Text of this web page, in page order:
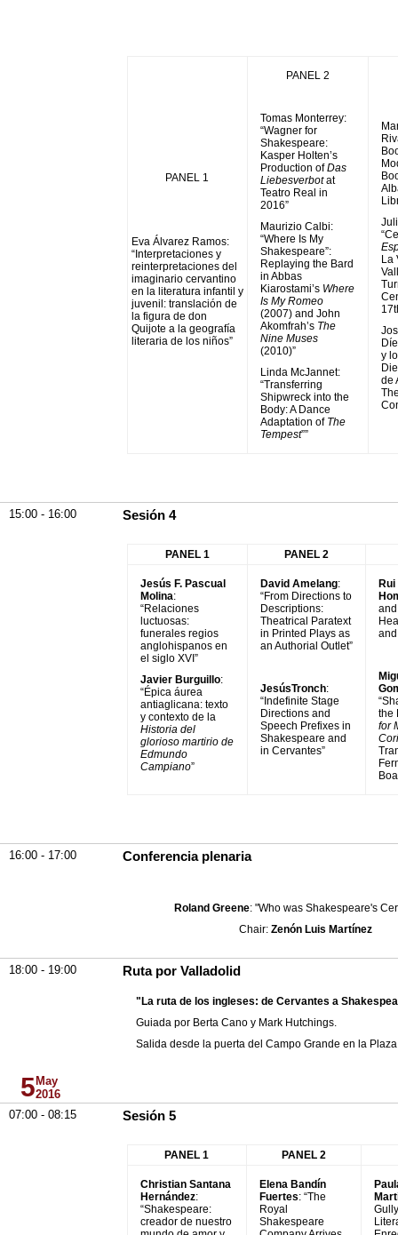
PANEL 1
Eva Álvarez Ramos:
“Interpretaciones y
reinterpretaciones del
imaginario cervantino
en la literatura infantil y
juvenil: translación de
la figura de don
Quijote a la geografía
literaria de los niños”
PANEL 2
Tomas Monterrey:
“Wagner for
Shakespeare:
Kasper Holten’s
Production ofDas
Liebesverbotat
Teatro Real in
2016”
Maurizio Calbi:
“Where Is My
Shakespeare”:
Replaying the Bard
in Abbas
Kiarostami’s Where
Is My Romeo
(2007) and John
Akomfrah’s The
Nine Muses
(2010)”
Linda McJannet:
“Transferring
Shipwreck into the
Body: A Dance
Adaptation of The
Tempest””
La
y
de
15:00 - 16:00 Sesión 4
PANEL 1 PANEL 2
Jesús F. Pascual
Molina:
“Relaciones
luctuosas:
funerales regios
anglohispanos en
el siglo XVI”
Javier Burguillo:
“Épica áurea
antiaglicana: texto
y contexto de la
Historia del
glorioso martirio de
Edmundo
Campiano”
David Amelang:
“From Directions to
Descriptions:
Theatrical Paratext
in Printed Plays as
an Authorial Outlet”
JesúsTronch:
“Indefinite Stage
Directions and
Speech Prefixes in
Shakespeare and
in Cervantes”
and
the
for
16:00 - 17:00 Conferencia plenaria
Roland Greene: "Who was Shakespeare's
Chair: Zenón Luis Martínez
18:00 - 19:00 Ruta por Valladolid
"La ruta de los ingleses: de Cervantes a
Guiada por Berta Cano y Mark Hutchings.
Salida desde la puerta del Campo Grande en la
5 May
2016
07:00 - 08:15
Sesión 5
PANEL 1 PANEL 2
Christian Santana
Hernández:
“Shakespeare:
creador de nuestro
Elena Bandín
Fuertes: “The
Royal
Shakespeare